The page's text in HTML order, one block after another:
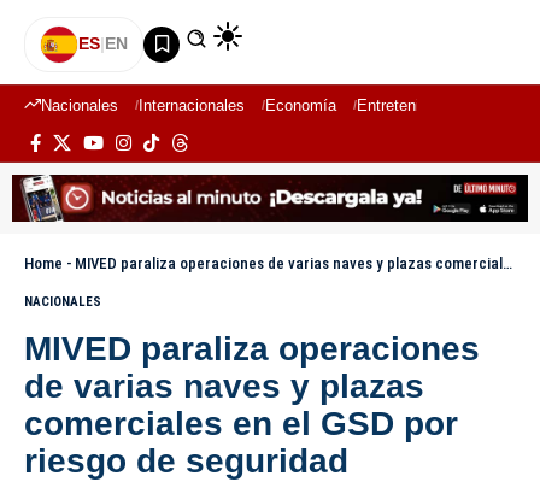
ES|EN
Nacionales Internacionales Economía Entretenimiento
Home - MIVED paraliza operaciones de varias naves y plazas comerciales en el GSD por riesgo de seguridad
NACIONALES
MIVED paraliza operaciones
de varias naves y plazas
comerciales en el GSD por
riesgo de seguridad